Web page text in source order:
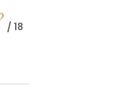
/ 18